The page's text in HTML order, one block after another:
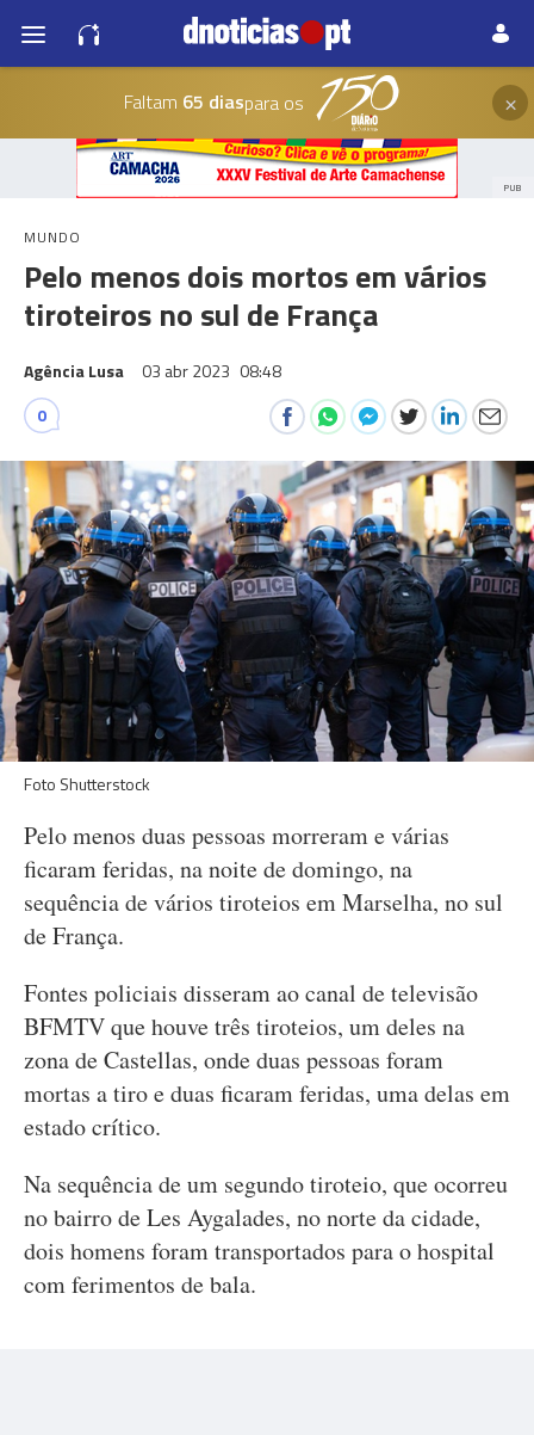
Faltam 65 diaspara os ×
PUB
MUNDO
Pelo menos dois mortos em vários
tiroteiros no sul de França
Agência Lusa 03 abr 2023 08:48
0
Foto Shutterstock
Pelo menos duas pessoas morreram e várias
ficaram feridas, na noite de domingo, na
sequência de vários tiroteios em Marselha, no sul
de França.
Fontes policiais disseram ao canal de televisão
BFMTV que houve três tiroteios, um deles na
zona de Castellas, onde duas pessoas foram
mortas a tiro e duas ficaram feridas, uma delas em
estado crítico.
Na sequência de um segundo tiroteio, que ocorreu
no bairro de Les Aygalades, no norte da cidade,
dois homens foram transportados para o hospital
com ferimentos de bala.